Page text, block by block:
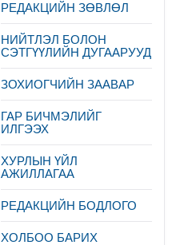
PЕДАКЦИЙН ЗӨВЛӨЛ
НИЙТЛЭЛ БОЛОН
СЭТГҮҮЛИЙН ДУГААРУУД
ЗОХИОГЧИЙН ЗААВАР
ГАР БИЧМЭЛИЙГ
ИЛГЭЭХ
ХУРЛЫН ҮЙЛ
АЖИЛЛАГАА
РЕДАКЦИЙН БОДЛОГО
ХОЛБОО БАРИХ